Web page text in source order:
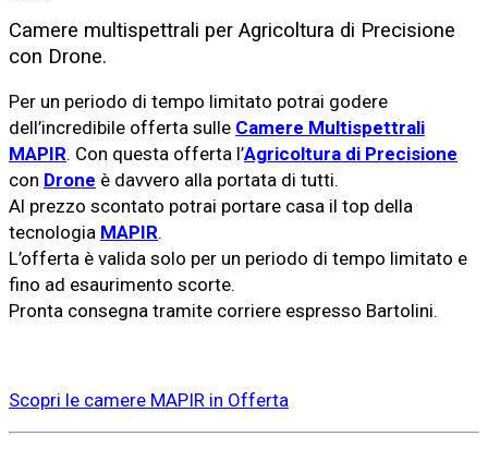
Camere multispettrali per Agricoltura di Precisione
con Drone.
Per un periodo di tempo limitato potrai godere
dell’incredibile offerta sulle Camere Multispettrali
MAPIR. Con questa offerta l’Agricoltura di Precisione
con Drone è davvero alla portata di tutti.
Al prezzo scontato potrai portare casa il top della
tecnologia MAPIR.
L’offerta è valida solo per un periodo di tempo limitato e
fino ad esaurimento scorte.
Pronta consegna tramite corriere espresso Bartolini.
Scopri le camere MAPIR in Offerta